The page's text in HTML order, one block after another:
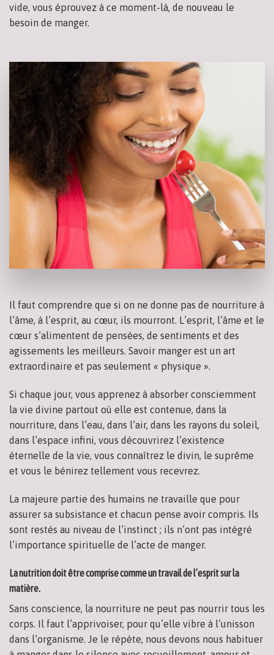
vide, vous éprouvez à ce moment-là, de nouveau le
besoin de manger.
Il faut comprendre que si on ne donne pas de nourriture à
l’âme, à l’esprit, au cœur, ils mourront. L’esprit, l’âme et le
cœur s’alimentent de pensées, de sentiments et des
agissements les meilleurs. Savoir manger est un art
extraordinaire et pas seulement « physique ».
Si chaque jour, vous apprenez à absorber consciemment
la vie divine partout où elle est contenue, dans la
nourriture, dans l’eau, dans l’air, dans les rayons du soleil,
dans l’espace infini, vous découvrirez l’existence
éternelle de la vie, vous connaîtrez le divin, le suprême
et vous le bénirez tellement vous recevrez.
La majeure partie des humains ne travaille que pour
assurer sa subsistance et chacun pense avoir compris. Ils
sont restés au niveau de l’instinct ; ils n’ont pas intégré
l’importance spirituelle de l’acte de manger.
La nutrition doit être comprise comme un travail de l’esprit sur la
matière.
Sans conscience, la nourriture ne peut pas nourrir tous les
corps. Il faut l’apprivoiser, pour qu’elle vibre à l’unisson
dans l’organisme. Je le répète, nous devons nous habituer